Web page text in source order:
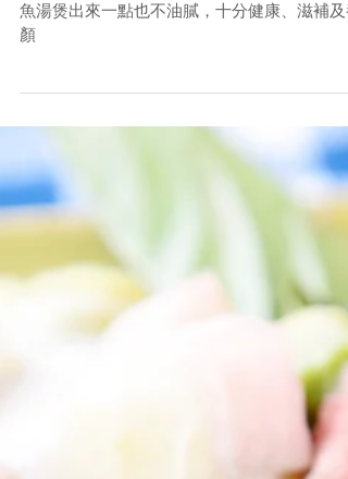
魚湯煲出來一點也不油膩，十分健康、滋補及
顏